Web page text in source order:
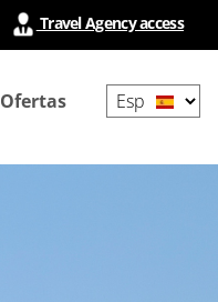
Travel Agency access
Ofertas
your